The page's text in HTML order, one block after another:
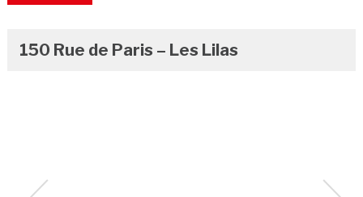
150 Rue de Paris – Les Lilas